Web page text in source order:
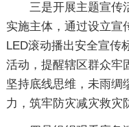
三是开展主题宣传
实施主体，通过设立宣
LED滚动播出安全宣传
活动，提醒辖区群众牢
坚持底线思维，未雨绸
力，筑牢防灾减灾救灾